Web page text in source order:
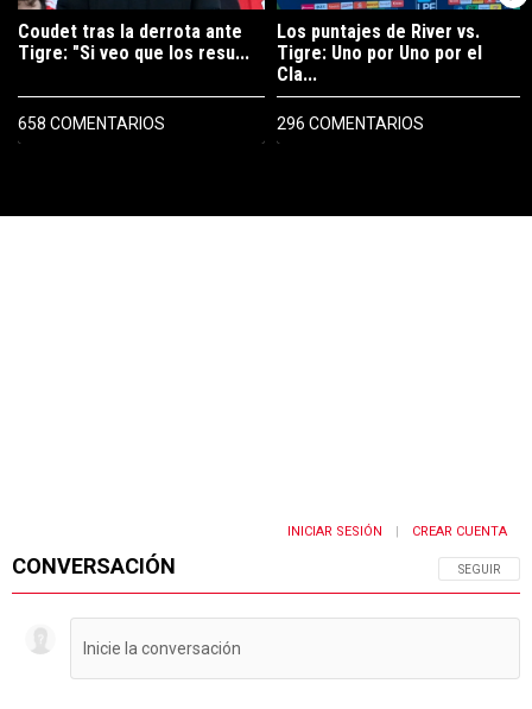
Coudet tras la derrota ante
Tigre: "Si veo que los resu...
658 COMENTARIOS
Los puntajes de River vs.
Tigre: Uno por Uno por el
Cla...
296 COMENTARIOS
CONVERSACIÓN SIGA ESTA
SEGUIR
INICIAR SESIÓN CREAR CUENTA